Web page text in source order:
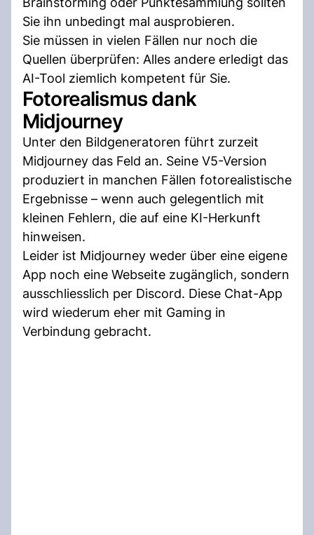
Sie ihn unbedingt mal ausprobieren.
Sie müssen in vielen Fällen nur noch die
Quellen überprüfen: Alles andere erledigt das
AI-Tool ziemlich kompetent für Sie.
Fotorealismus dank
Midjourney
Unter den Bildgeneratoren führt zurzeit
Midjourney das Feld an. Seine V5-Version
produziert in manchen Fällen fotorealistische
Ergebnisse – wenn auch gelegentlich mit
kleinen Fehlern, die auf eine KI-Herkunft
hinweisen.
Leider ist Midjourney weder über eine eigene
App noch eine Webseite zugänglich, sondern
ausschliesslich per Discord. Diese Chat-App
wird wiederum eher mit Gaming in
Verbindung gebracht.